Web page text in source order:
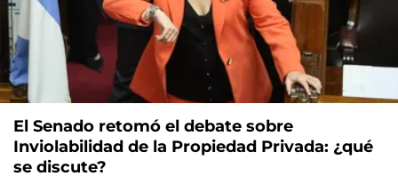
El Senado retomó el debate sobre
Inviolabilidad de la Propiedad Privada: ¿qué
se discute?